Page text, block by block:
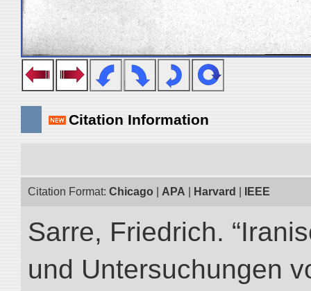
Citation Information
Citation Format: Chicago APA Harvard IEEE
Sarre, Friedrich.
und Untersuchungen